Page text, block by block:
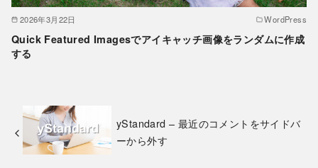
2026年3月22日 WordPress
Quick Featured Imagesでアイキャッチ画像をランダムに作成
する
yStandard – 最近のコメントをサイドバ
ーから外す